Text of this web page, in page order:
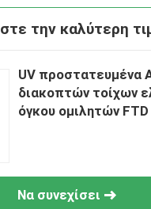
την καλύτερη
UV προστατευμένα
διακοπτών τοίχων
όγκου ομιλητών FTD
Να συνεχίσει